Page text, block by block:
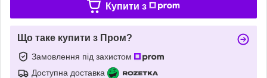
Купити з
Що таке купити з Пром?
Замовлення під захистом
Доступна доставка